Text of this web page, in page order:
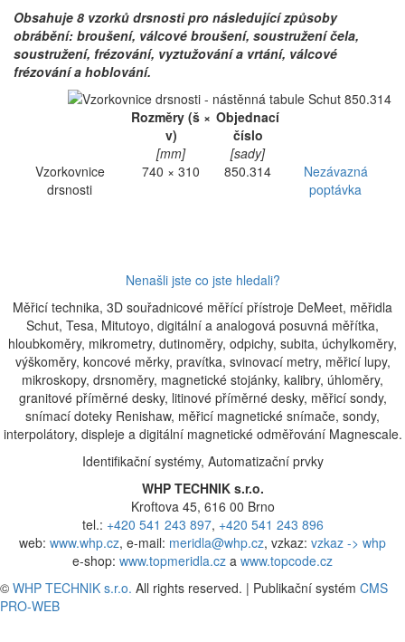
Obsahuje 8 vzorků drsnosti pro následující způsoby
obrábění: broušení, válcové broušení, soustružení čela,
soustružení, frézování, vyztužování a vrtání, válcové
frézování a hoblování.
Rozměry (š ×
v)
Objednací
číslo
[mm]
[sady]
Vzorkovnice
drsnosti
740 × 310 850.314
Nezávazná
poptávka
Nenašli jste co jste hledali?
Měřicí technika, 3D souřadnicové měřící přístroje DeMeet, měřidla
Schut, Tesa, Mitutoyo, digitální a analogová posuvná měřítka,
hloubkoměry, mikrometry, dutinoměry, odpichy, subita, úchylkoměry,
výškoměry, koncové měrky, pravítka, svinovací metry, měřicí lupy,
mikroskopy, drsnoměry, magnetické stojánky, kalibry, úhloměry,
granitové příměrné desky, litinové příměrné desky, měřicí sondy,
snímací doteky Renishaw, měřicí magnetické snímače, sondy,
interpolátory, displeje a digitální magnetické odměřování Magnescale.
Identifikační systémy, Automatizační prvky
WHP TECHNIK s.r.o.
Kroftova 45, 616 00 Brno
tel.: +420 541 243 897, +420 541 243 896
web: www.whp.cz, e-mail: meridla@whp.cz, vzkaz: vzkaz -> whp
e-shop: www.topmeridla.cz a www.topcode.cz
© WHP TECHNIK s.r.o. All rights reserved. | Publikační systém CMS
PRO-WEB